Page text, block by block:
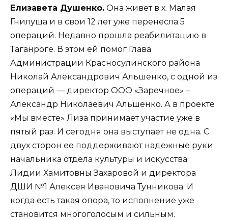
Елизавета Душенко. Она живет в х. Малая
Гнилуша и в свои 12 лет уже перенесла 5
операций. Недавно прошла реабилитацию в
Таганроге. В этом ей помог Глава
Администрации Красносулинского района
Николай Александрович Альшенко, с одной из
операций — директор ООО «Заречное» –
Александр Николаевич Альшенко. А в проекте
«Мы вместе» Лиза принимает участие уже в
пятый раз. И сегодня она выступает не одна. С
двух сторон ее поддерживают надежные руки
начальника отдела культуры и искусства
Лидии Хамитовны Захаровой и директора
ДШИ №1 Алексея Ивановича Тунникова. И
когда есть такая опора, то исполнение уже
становится многоголосым и сильным.